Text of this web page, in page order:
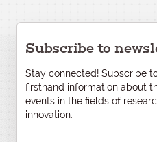
Subscribe to
Stay connected! Subscribe
firsthand information about
events in the fields of
innovation.